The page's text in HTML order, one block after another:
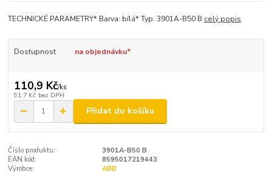
TECHNICKÉ PARAMETRY* Barva: bílá* Typ: 3901A-B50 B celý popis
Dostupnost na objednávku*
110,9 Kč/ks
91,7 Kč bez DPH
Přidat do košíku
Číslo produktu:
3901A-B50 B
EAN kód:
8595017219443
Výrobce:
ABB